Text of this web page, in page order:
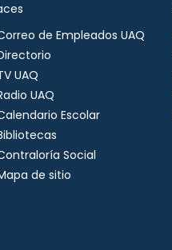
de Empleados UAQ
UAQ
UAQ
Escolar
Social
de sitio